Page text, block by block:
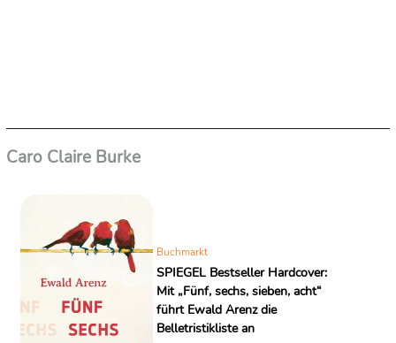
Caro Claire Burke
Buchmarkt
SPIEGEL Bestseller Hardcover:
Mit „Fünf, sechs, sieben, acht“
führt Ewald Arenz die
Belletristikliste an